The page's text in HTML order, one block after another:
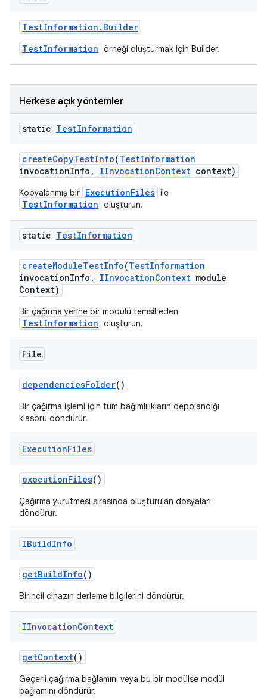
TestInformation . Builder
TestInformation örneği oluşturmak için Builder.
Herkese açık yöntemler
static TestInformation
createCopyTestInfo(TestInformation
invocationInfo , IInvocationContext context)
Kopyalanmış bir ExecutionFiles ile
TestInformation oluşturun.
static TestInformation
createModuleTestInfo(TestInformation
invocationInfo , IInvocationContext module
Context)
Bir çağırma yerine bir modülü temsil eden
TestInformation oluşturun.
File
dependenciesFolder()
Bir çağırma işlemi için tüm bağımlılıkların depolandığı
klasörü döndürür.
ExecutionFiles
executionFiles()
Çağırma yürütmesi sırasında oluşturulan dosyaları
döndürür.
IBuildInfo
getBuildInfo()
Birincil cihazın derleme bilgilerini döndürür.
IInvocationContext
getContext()
Geçerli çağırma bağlamını veya bu bir modülse modül
bağlamını döndürür.